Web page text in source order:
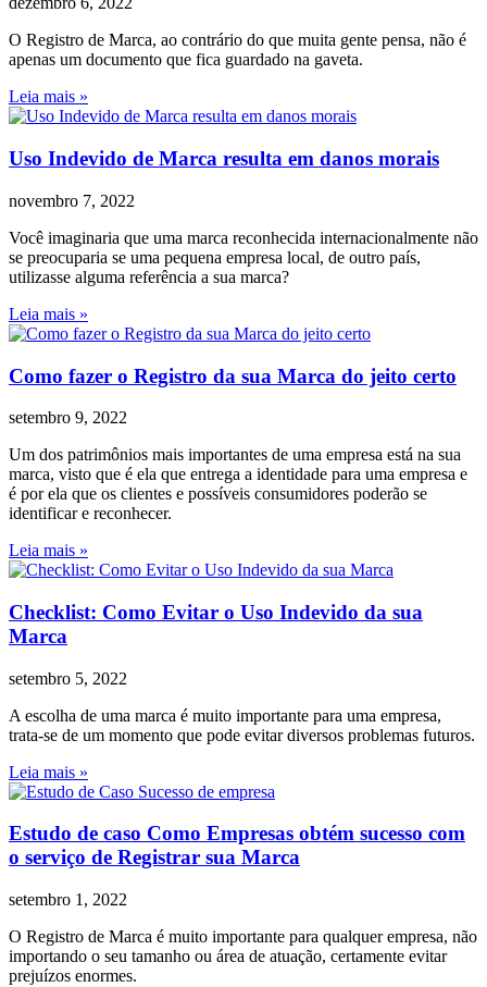
O Registro de Marca, ao contrário do que muita gente pensa, não é
apenas um documento que fica guardado na gaveta.
Leia mais »
Uso Indevido de Marca resulta em danos morais
novembro 7, 2022
Você imaginaria que uma marca reconhecida internacionalmente não
se preocuparia se uma pequena empresa local, de outro país,
utilizasse alguma referência a sua marca?
Leia mais »
Como fazer o Registro da sua Marca do jeito certo
setembro 9, 2022
Um dos patrimônios mais importantes de uma empresa está na sua
marca, visto que é ela que entrega a identidade para uma empresa e
é por ela que os clientes e possíveis consumidores poderão se
identificar e reconhecer.
Leia mais »
Checklist: Como Evitar o Uso Indevido da sua
Marca
setembro 5, 2022
A escolha de uma marca é muito importante para uma empresa,
trata-se de um momento que pode evitar diversos problemas futuros.
Leia mais »
Estudo de caso Como Empresas obtém sucesso com
o serviço de Registrar sua Marca
setembro 1, 2022
O Registro de Marca é muito importante para qualquer empresa, não
importando o seu tamanho ou área de atuação, certamente evitar
prejuízos enormes.